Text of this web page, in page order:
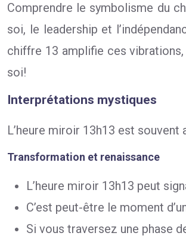
Comprendre le symbolisme du
soi, le leadership et
chiffre 13 amplifie ces vibrations,
soi!
Interprétations mystiques
L’heure miroir 13h13 est
Transformation et renaissance
L’heure miroir 13h13 peut
C’est peut-être le moment
Si vous traversez une phase